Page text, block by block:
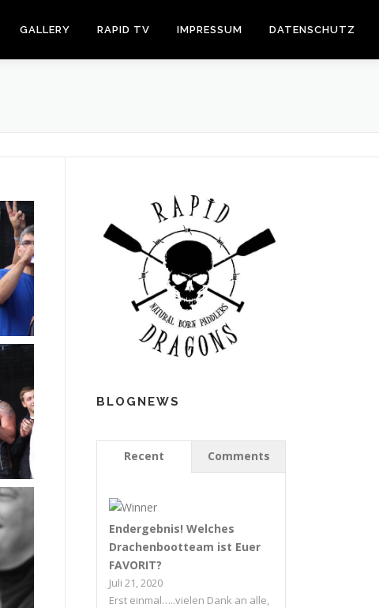
GALLERY RAPID TV IMPRESSUM DATENSCHUTZ
BLOGNEWS
Recent Comments
Endergebnis! Welches
Drachenbootteam ist Euer
FAVORIT?
Juli 21, 2020
Erst einmal…..vielen Dank an alle,